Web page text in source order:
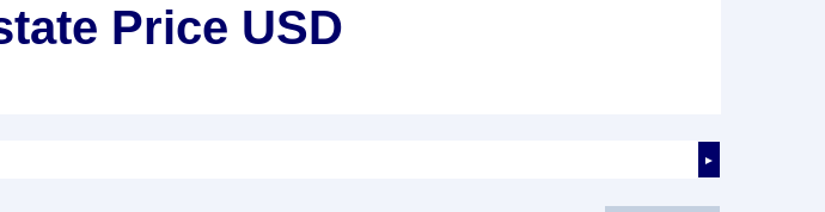
Price USD
►